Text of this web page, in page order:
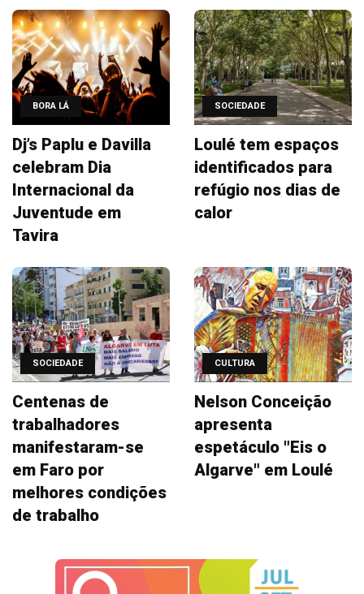
BORA LÁ
Dj’s Paplu e Davilla
celebram Dia
Internacional da
Juventude em
Tavira
SOCIEDADE
Loulé tem espaços
identificados para
refúgio nos dias de
calor
SOCIEDADE
Centenas de
trabalhadores
manifestaram-se
em Faro por
melhores condições
de trabalho
CULTURA
Nelson Conceição
apresenta
espetáculo "Eis o
Algarve" em Loulé